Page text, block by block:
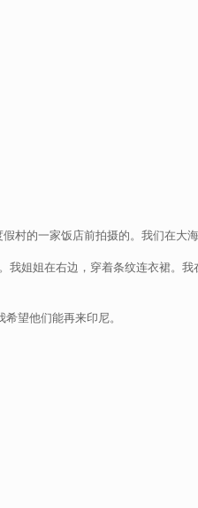
的一家饭店前拍摄的。我们在大
姐姐在右边，穿着条纹连衣裙。
望他们能再来印尼。